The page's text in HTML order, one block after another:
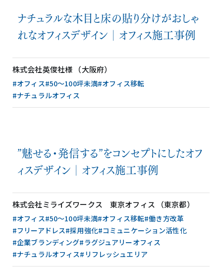
ナチュラルな木目と床の貼り分けがおしゃ
れなオフィスデザイン│オフィス施工事例
株式会社英俊社様 （大阪府）
#オフィス#50〜100坪未満#オフィス移転
#ナチュラルオフィス
”魅せる・発信する”をコンセプトにしたオフ
ィスデザイン│オフィス施工事例
株式会社ミライズワークス 東京オフィス （東京都）
#オフィス#50〜100坪未満#オフィス移転#働き方改革
#フリーアドレス#採用強化#コミュニケーション活性化
#企業ブランディング#ラグジュアリーオフィス
#ナチュラルオフィス#リフレッシュエリア